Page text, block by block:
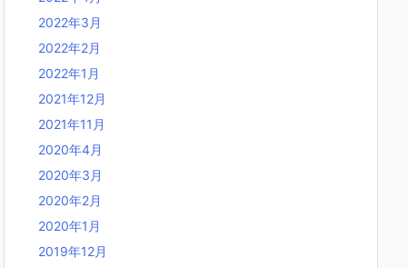
2022年3月
2022年2月
2022年1月
2021年12月
2021年11月
2020年4月
2020年3月
2020年2月
2020年1月
2019年12月